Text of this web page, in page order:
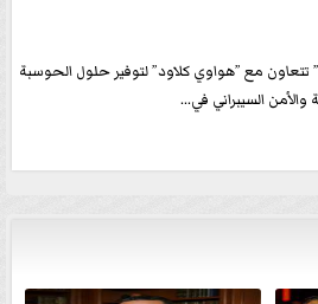
تتعاون مع ”هواوي كلاود” لتوفير حلول الحوسبة
والأمن السيبراني في...